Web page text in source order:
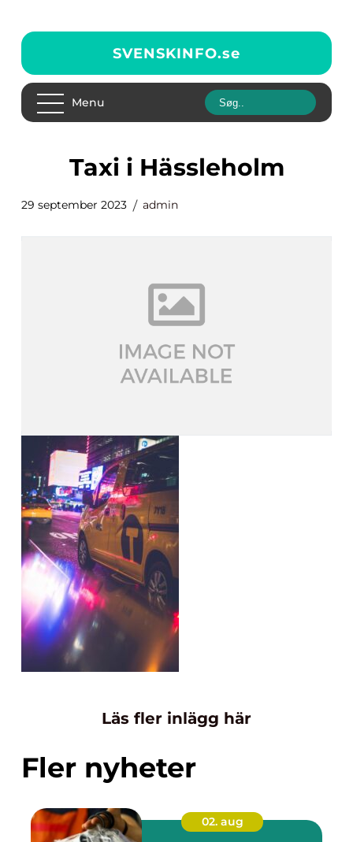
SVENSKINFO.se
Menu
taxi i Hässleholm
29 september 2023 admin
Läs fler inlägg här
Fler nyheter
02. aug